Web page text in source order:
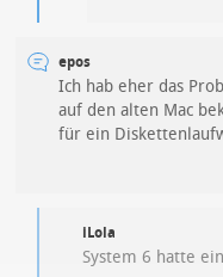
epos
Ich hab eher das
auf den alten Mac
für ein
iLola
System 6 hatte